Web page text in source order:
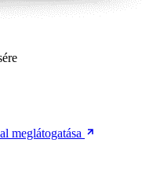
meglátogatása